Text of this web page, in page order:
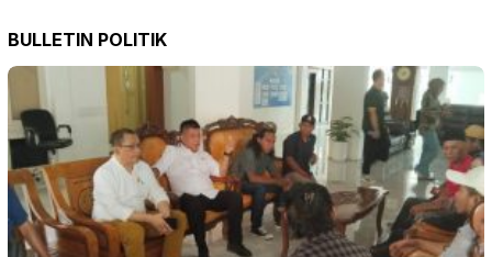
BULLETIN POLITIK